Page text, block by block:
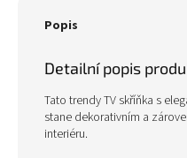
Popis
Detailní popis
Tato trendy TV skříňka s
stane dekorativním a
interiéru.